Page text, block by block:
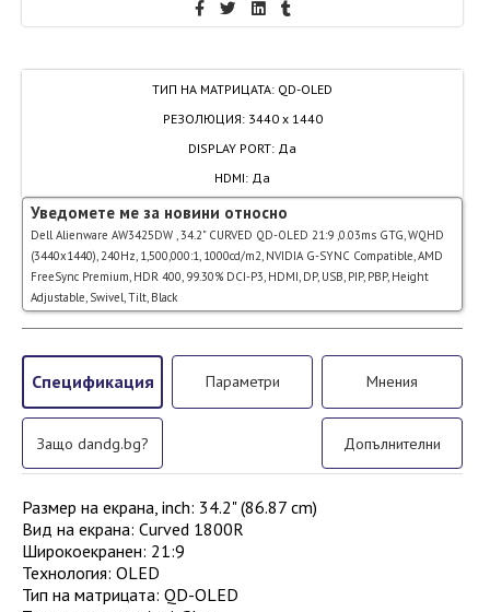
ТИП НА МАТРИЦАТА: QD-OLED
РЕЗОЛЮЦИЯ: 3440 x 1440
DISPLAY PORT: Да
HDMI: Да
Уведомете ме за новини относно
Dell Alienware AW3425DW , 34.2" CURVED QD-OLED 21:9 ,0.03ms GTG, WQHD
(3440x1440), 240Hz, 1,500,000:1, 1000cd/m2, NVIDIA G-SYNC Compatible, AMD
FreeSync Premium, HDR 400, 99.30% DCI-P3, HDMI, DP, USB, PIP, PBP, Height
Adjustable, Swivel, Tilt, Black
Спецификация Параметри Мнения
Защо dandg.bg? Допълнителни
Размер на екрана, inch: 34.2" (86.87 cm)
Вид на екрана: Curved 1800R
Широкоекранен: 21:9
Технология: OLED
Тип на матрицата: QD-OLED